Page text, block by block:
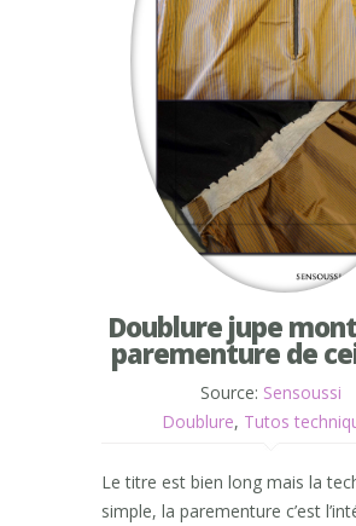
Doublure jupe
parementure de
Source: Sensoussi
Doublure, Tutos
Le titre est bien long mais la
simple, la parementure c’est